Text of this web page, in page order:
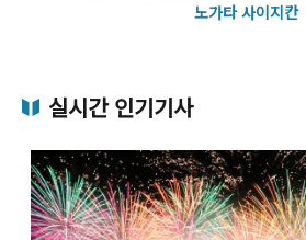
노가타 사이지칸
실시간 인기기사